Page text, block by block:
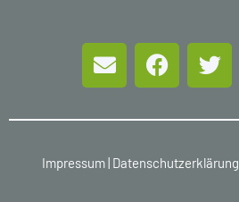
Impressum| Datenschutzerklärung